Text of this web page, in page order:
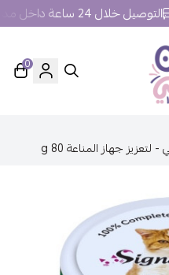
التوصيل خلال 24 ساعة داخل مدينة حائل.
0